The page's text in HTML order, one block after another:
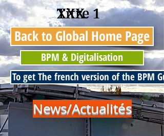
Titre 1
Titre 1
Titre 1
XXX
XXX
Back to Global Home Page
BPM & Digitalisation
To get The french version of the BPM
News/Actualités